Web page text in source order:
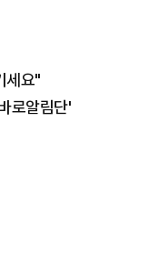
세요"
로알림단'